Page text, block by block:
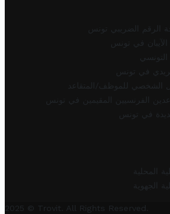
الرقم الضريبي تونس
في تونس
التونسي
في تونس
الشخصي للموظف/المتقاعد
الفرنسيين المقيمين في تونس
في تونس
المحلية
الجهوية
2025 © Trovit. All Rights Reserved.